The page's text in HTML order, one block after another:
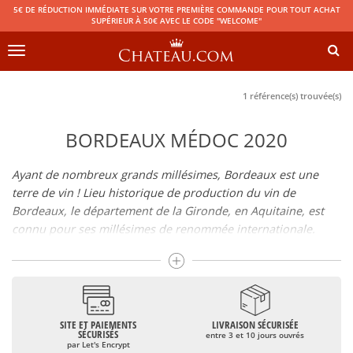
5€ DE RÉDUCTION IMMÉDIATE SUR VOTRE PREMIÈRE COMMANDE POUR TOUT ACHAT
SUPÉRIEUR À 50€ AVEC LE CODE "WELCOME"
Toggle
1 référence(s) trouvée(s)
BORDEAUX MÉDOC 2020
Ayant de nombreux grands millésimes, Bordeaux est une
terre de vin ! Lieu historique de production du vin de
Bordeaux, le département de la Gironde, en Aquitaine, est
connu pour ses millésimes de renommée internationale.
telles que le Médoc, le Graves ou le Bordeaux supérieur. De
nombreux grands crus dont les vins de
Pomerol
(Cheval Blanc Château d’Yquem
bien encore (Pauillacpar exemple Latour, Lafite,Mouton
) ont bâti la réputation des vins de Bordeaux. Au-
SITE ET PAIEMENTS
SÉCURISÉS
par Let's Encrypt
LIVRAISON SÉCURISÉE
entre 3 et 10 jours ouvrés